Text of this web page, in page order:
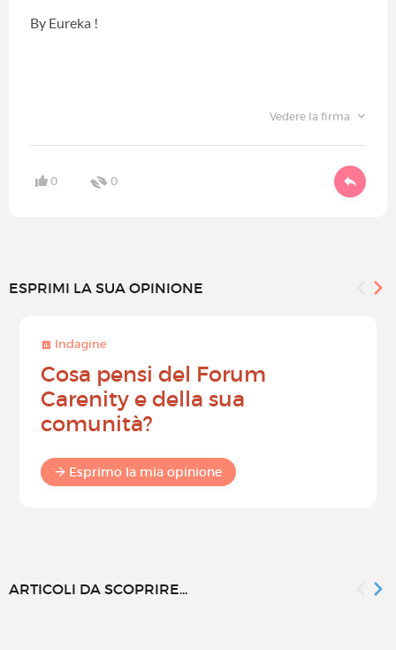
By Eureka !
Vedere la firma
0 0
ESPRIMI LA SUA OPINIONE
Indagine
Cosa pensi del Forum
Carenity e della sua
comunità?
Esprimo la mia opinione
ARTICOLI DA SCOPRIRE...